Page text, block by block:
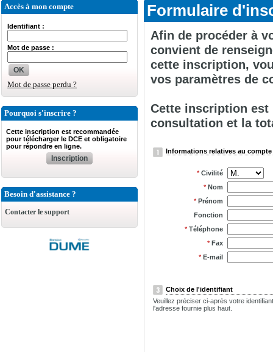
Accès à mon compte
Identifiant :
Mot de passe :
OK
Mot de passe perdu ?
Pourquoi s'inscrire ?
Cette inscription est recommandée
pour télécharger le DCE et obligatoire
pour répondre en ligne.
Inscription
Besoin d'assistance ?
Contacter le support
Formulaire
Afin de procéder à
convient de
cette inscription,
vos paramètres de
Cette inscription est
consultation et la
Informations relatives au
* Civilité
* Nom
* Prénom
Fonction
* Téléphone
* Fax
* E-mail
Choix de l'identifiant
Veuillez préciser ci-après votre
l'adresse fournie plus haut.